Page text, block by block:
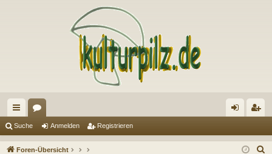
ch
ne en m ist
Suche Anmelden Registrieren
Foren-Übersicht